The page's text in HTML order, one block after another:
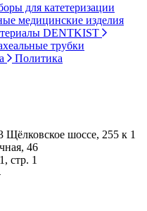
для катетеризации
медицинские изделия
DENTKIST
трубки
Политика
шоссе, 255 к 1
46
стр. 1